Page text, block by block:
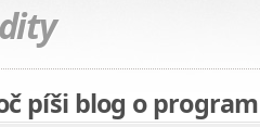
píši blog o